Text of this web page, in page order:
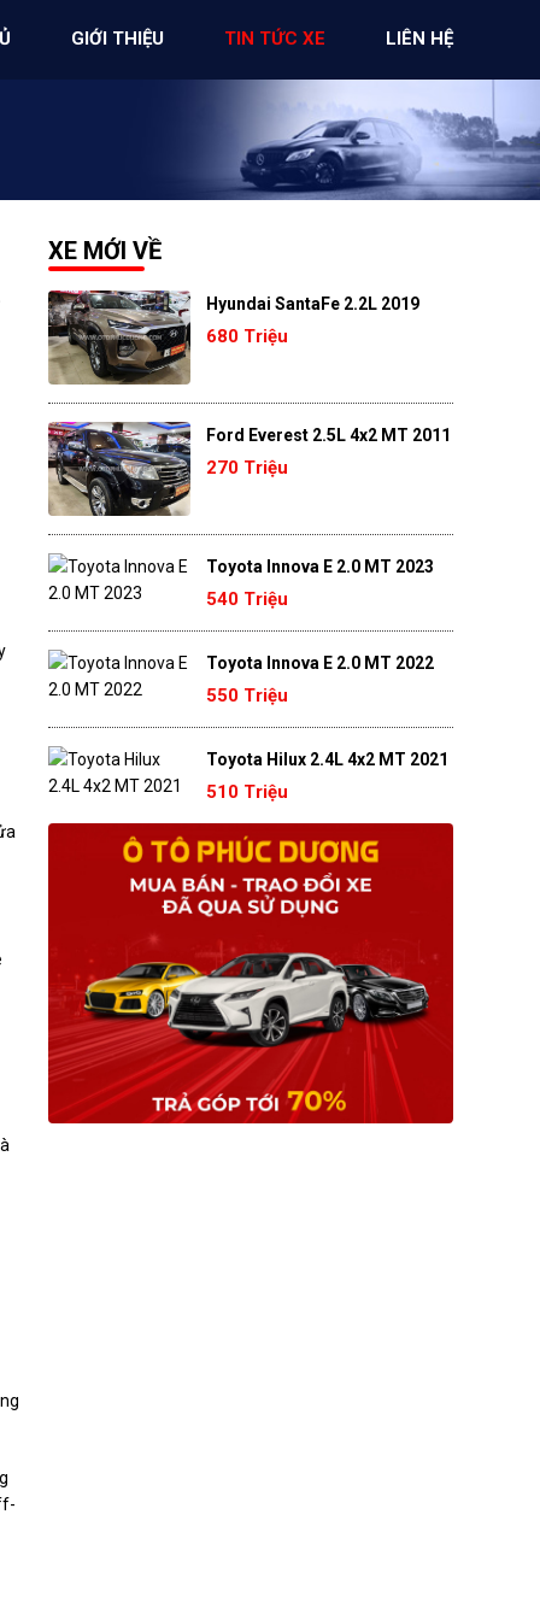
GIỚI THIỆU TIN TỨC XE LIÊN HỆ
XE MỚI VỀ
Hyundai SantaFe 2.2L 2019
680 Triệu
Ford Everest 2.5L 4x2 MT 2011
270 Triệu
Toyota Innova E 2.0 MT 2023
540 Triệu
Toyota Innova E 2.0 MT 2022
550 Triệu
Toyota Hilux 2.4L 4x2 MT 2021
510 Triệu